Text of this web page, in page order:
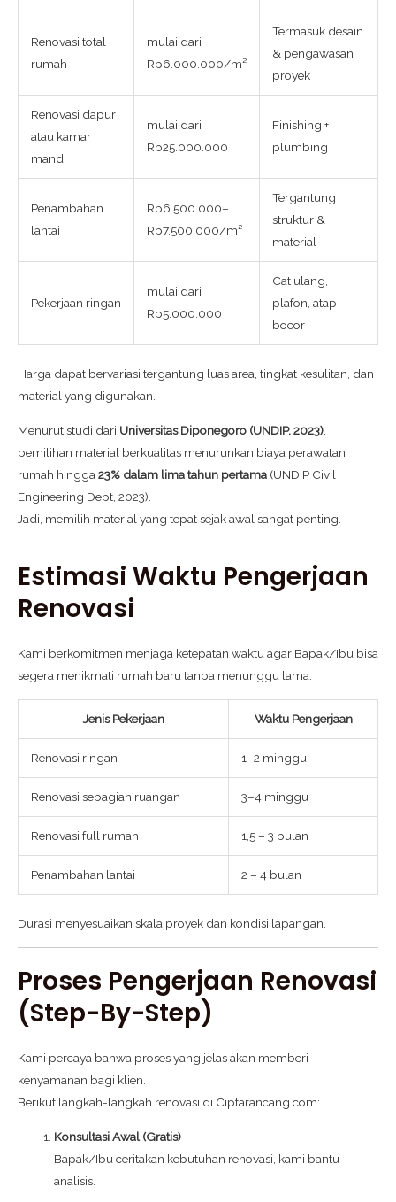
Renovasi total
rumah
mulai dari
Rp6.000.000/m²
Termasuk desain
& pengawasan
proyek
Renovasi dapur
atau kamar
mandi
mulai dari
Rp25.000.000
Finishing +
plumbing
Penambahan
lantai
Rp6.500.000–
Rp7.500.000/m²
Tergantung
struktur &
material
Pekerjaan ringan
mulai dari
Rp5.000.000
Cat ulang,
plafon, atap
bocor
Harga dapat bervariasi tergantung luas area, tingkat kesulitan, dan
material yang digunakan.
Menurut studi dari Universitas Diponegoro (UNDIP, 2023)
pemilihan material berkualitas menurunkan biaya perawatan
rumah hingga 23% dalam lima tahun pertama (UNDIP Civil
Engineering Dept, 2023).
Jadi, memilih material yang tepat sejak awal sangat penting.
Estimasi Waktu Pengerjaan
Renovasi
Kami berkomitmen menjaga ketepatan waktu agar Bapak/Ibu bisa
segera menikmati rumah baru tanpa menunggu lama.
Jenis Pekerjaan Waktu Pengerjaan
Renovasi ringan 1–2 minggu
Renovasi sebagian ruangan 3–4 minggu
Renovasi full rumah 1,5 – 3 bulan
Penambahan lantai 2 – 4 bulan
Durasi menyesuaikan skala proyek dan kondisi lapangan.
Proses Pengerjaan Renovasi
(Step-By-Step)
Kami percaya bahwa proses yang jelas akan memberi
kenyamanan bagi klien.
Berikut langkah-langkah renovasi di Ciptarancang.com:
Konsultasi Awal (Gratis)
Bapak/Ibu ceritakan kebutuhan renovasi, kami bantu
analisis.